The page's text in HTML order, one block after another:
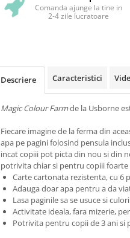
Comanda ajunge la tine in
2-4 zile lucratoare
Descriere Caracteristici
Magic Colour Farmde la Usborne
Fiecare imagine de la ferma din
apa pe pagini folosind pensula
incat copiii pot picta din nou si din
potrivita chiar si pentru copiii foarte
Carte cartonata rezistenta, cu 6
Adauga doar apa pentru a da
Lasa paginile sa se usuce si
Activitate ideala, fara mizerie,
Potrivita pentru copii de 3 ani si